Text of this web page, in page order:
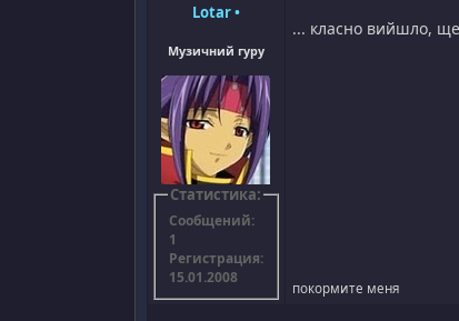
Lotar•
Музичний гуру
Статистика:
Сообщений:
1
Регистрация:
15.01.2008
... класно вийшло, ще
покормите меня